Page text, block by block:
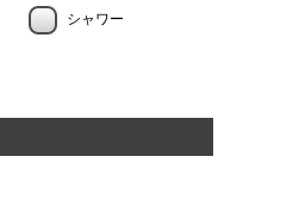
シャワー